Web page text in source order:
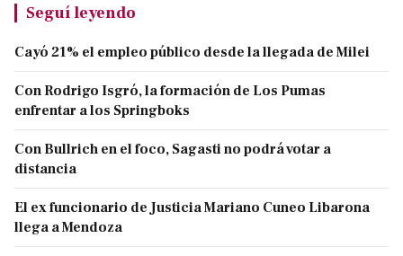
Seguí leyendo
Cayó 21% el empleo público desde la llegada de Milei
Con Rodrigo Isgró, la formación de Los Pumas
enfrentar a los Springboks
Con Bullrich en el foco, Sagasti no podrá votar a
distancia
El ex funcionario de Justicia Mariano Cuneo Libarona
llega a Mendoza